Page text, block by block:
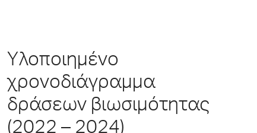
Υλοποιημένο
χρονοδιάγραμμα
δράσεων βιωσιμότητας
(2022 – 2024)